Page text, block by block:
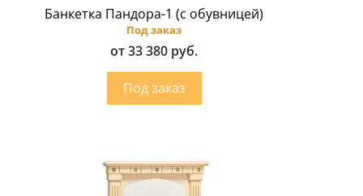
Банкетка Пандора-1 (с обувницей)
Под заказ
от 33 380 руб.